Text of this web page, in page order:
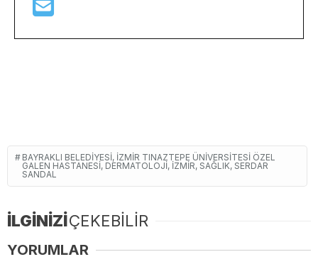
BAYRAKLI BELEDIYESI, İZMIR TINAZTEPE ÜNIVERSITESI ÖZEL
GALEN HASTANESI, DERMATOLOJI, IZMIR, SAĞLIK, SERDAR
SANDAL
İLGİNİZİÇEKEBİLİR
YORUMLAR